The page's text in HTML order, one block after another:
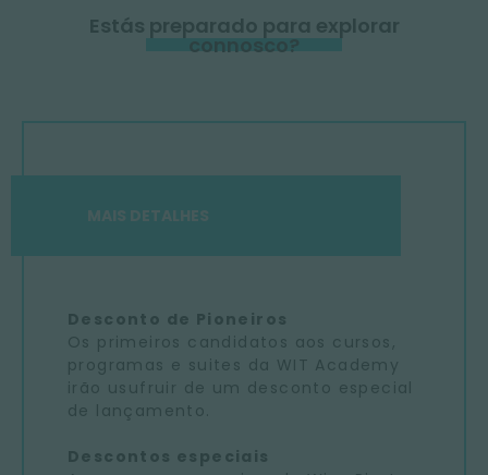
Estás preparado para explorar
connosco?
MAIS DETALHES
Desconto de Pioneiros
Os primeiros candidatos aos cursos,
programas e suites da WIT Academy
irão usufruir de um desconto especial
de lançamento.
Descontos especiais